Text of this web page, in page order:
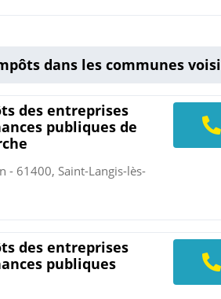
dans les communes
des entreprises
publiques de
- 61400, Saint-Langis-lès-
des entreprises
publiques